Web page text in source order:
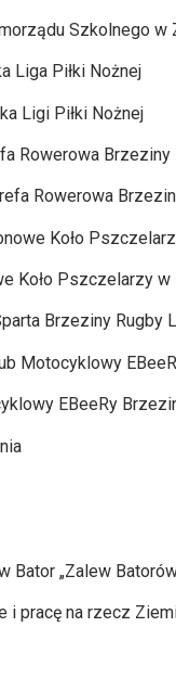
Szkolnego w
Liga Piłki Nożnej
Ligi Piłki Nożnej
Rowerowa Brzeziny
Rowerowa
Koło
Koło Pszczelarzy
Brzeziny Rugby
Motocyklowy
EBeeRy
Bator „Zalew
i pracę na rzecz